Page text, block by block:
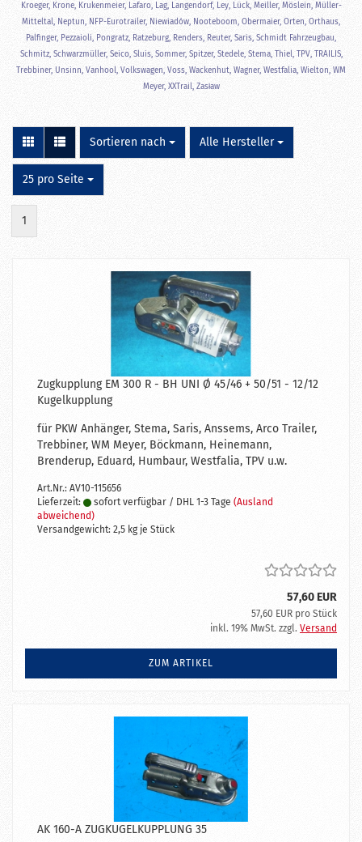
Kroeger, Krone, Krukenmeier, Lafaro, Lag, Langendorf, Ley, Lück, Meiller, Möslein, Müller-
Mitteltal, Neptun, NFP-Eurotrailer, Niewiadów, Nooteboom, Obermaier, Orten, Orthaus,
Palfinger, Pezzaioli, Pongratz, Ratzeburg, Renders, Reuter, Saris, Schmidt Fahrzeugbau,
Schmitz, Schwarzmüller, Seico, Sluis, Sommer, Spitzer, Stedele, Stema, Thiel, TPV, TRAILIS,
Trebbiner, Unsinn, Vanhool, Volkswagen, Voss, Wackenhut, Wagner, Westfalia, Wielton, WM
Meyer, XXTrail, Zasław
Sortieren nach
Sortieren nach Alle Hersteller
pro Seite
25 pro Seite
pro Seite
1
Zugkupplung EM 300 R - BH UNI Ø 45/46 + 50/51 - 12/12
Kugelkupplung
für PKW Anhänger, Stema, Saris, Anssems, Arco Trailer,
Trebbiner, WM Meyer, Böckmann, Heinemann,
Brenderup, Eduard, Humbaur, Westfalia, TPV u.w.
Art.Nr.: AV10-115656
Lieferzeit:
sofort verfügbar / DHL 1-3 Tage (Ausland
abweichend)
Versandgewicht: 2,5 kg je Stück
57,60 EUR
57,60 EUR pro Stück
inkl. 19% MwSt. zzgl. Versand
ZUM ARTIKEL
AK 160-A ZUGKUGELKUPPLUNG 35